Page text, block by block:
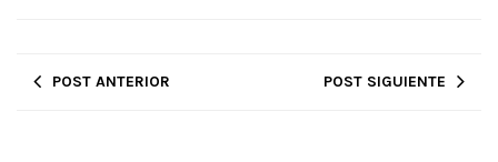
POST ANTERIOR POST SIGUIENTE